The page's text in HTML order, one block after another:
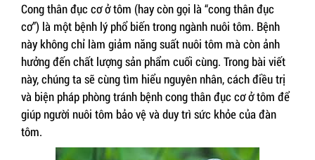
Cong thân đục cơ ở tôm (hay còn gọi là “cong thân đục
cơ”) là một bệnh lý phổ biến trong ngành nuôi tôm. Bệnh
này không chỉ làm giảm năng suất nuôi tôm mà còn ảnh
hưởng đến chất lượng sản phẩm cuối cùng. Trong bài viết
này, chúng ta sẽ cùng tìm hiểu nguyên nhân, cách điều trị
và biện pháp phòng tránh bệnh cong thân đục cơ ở tôm để
giúp người nuôi tôm bảo vệ và duy trì sức khỏe của đàn
tôm.